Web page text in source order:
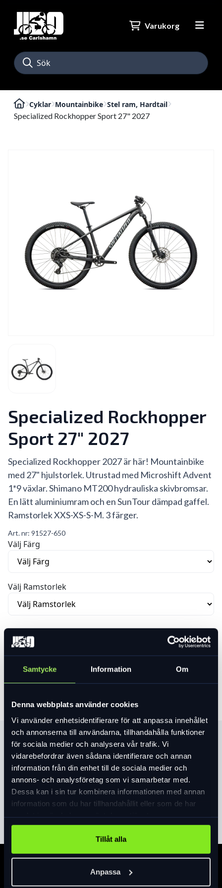
Samtycke Information Om
Denna webbplats använder cookies
Vi använder enhetsidentifierare för att anpassa innehållet
och annonserna till användarna, tillhandahålla funktioner
för sociala medier och analysera vår trafik. Vi
vidarebefordrar även sådana identifierare och annan
information från din enhet till de sociala medier och
annons- och analysföretag som vi samarbetar med.
Dessa kan i sin tur kombinera informationen med annan
information som du har tillhandahållit eller som de har
Tillåt alla
Anpassa
Varukorg
Cyklar Mountainbike Stel ram, Hardtail
Specialized Rockhopper Sport 27" 2027
Specialized Rockhopper
Sport 27" 2027
Specialized Rockhopper 2027 är här! Mountainbike
med 27" hjulstorlek. Utrustad med Microshift Advent
1*9 växlar. Shimano MT200 hydrauliska skivbromsar.
En lätt aluminiumram och en SunTour dämpad gaffel.
Ramstorlek XXS-XS-S-M. 3 färger.
Art. nr: 91527-650
Välj Färg
Välj Ramstorlek
8 990 kr
Lägg i varukorg
Produktinformation
Ett hjärta av guld, presenterat i vår lätta men
hållbara Premium A1 Aluminium, Rockhoppers
buttade aluminiumram har hydroformade topp-
och underrör för att hålla vikten låg och styrkan
intern kabeldragning och kompatibilitet med
bästa passform och bästa prestanda för varje
person, oavsett mått, har vi parat varje
Rockhopper-ramstorlek med den optimala
Läs merexpand_more